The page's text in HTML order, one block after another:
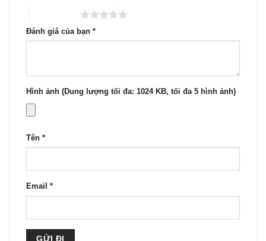
Đánh giá của bạn *
Hình ảnh (Dung lượng tối đa: 1024 KB, tối đa 5 hình ảnh)
Tên *
Email *